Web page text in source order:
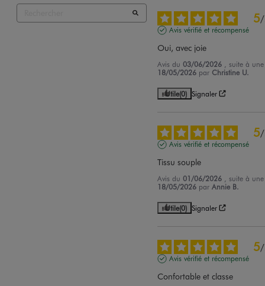
5/
Avis vérifié et récompensé
Oui, avec joie
Avis du03/06/2026
, suite à
18/05/2026 parChristine U.
Utile(0) Signaler
5/
Avis vérifié et récompensé
Tissu souple
Avis du01/06/2026
, suite à
18/05/2026 parAnnie B.
Utile(0) Signaler
5/
Avis vérifié et récompensé
Confortable et classe